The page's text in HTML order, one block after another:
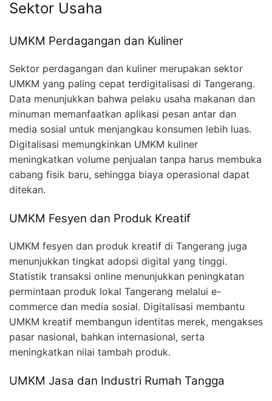
Sektor Usaha
UMKM Perdagangan dan Kuliner
Sektor perdagangan dan kuliner merupakan sektor
UMKM yang paling cepat terdigitalisasi di Tangerang.
Data menunjukkan bahwa pelaku usaha makanan dan
minuman memanfaatkan aplikasi pesan antar dan
media sosial untuk menjangkau konsumen lebih luas.
Digitalisasi memungkinkan UMKM kuliner
meningkatkan volume penjualan tanpa harus membuka
cabang fisik baru, sehingga biaya operasional dapat
ditekan.
UMKM Fesyen dan Produk Kreatif
UMKM fesyen dan produk kreatif di Tangerang juga
menunjukkan tingkat adopsi digital yang tinggi.
Statistik transaksi online menunjukkan peningkatan
permintaan produk lokal Tangerang melalui e-
commerce dan media sosial. Digitalisasi membantu
UMKM kreatif membangun identitas merek, mengakses
pasar nasional, bahkan internasional, serta
meningkatkan nilai tambah produk.
UMKM Jasa dan Industri Rumah Tangga